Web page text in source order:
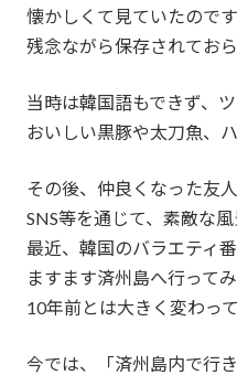
懐かしくて見ていたので
残念ながら保存されてお
当時は韓国語もできず、
おいしい黒豚や太刀魚、
その後、仲良くなった友
SNS等を通じて、素敵な
最近、韓国のバラエティ
ますます済州島へ行って
10年前とは大きく変わっ
今では、「済州島内で行